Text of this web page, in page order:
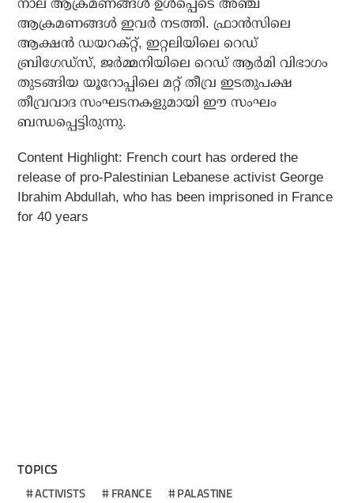
നാല് ആക്രമണങ്ങൾ ഉൾപ്പെടെ അഞ്ച്
ആക്രമണങ്ങൾ ഇവർ നടത്തി. ഫ്രാൻസിലെ
ആക്ഷൻ ഡയറക്റ്റ്, ഇറ്റലിയിലെ റെഡ്
ബ്രിഗേഡ്സ്, ജർമ്മനിയിലെ റെഡ് ആർമി വിഭാഗം
തുടങ്ങിയ യൂറോപ്പിലെ മറ്റ് തീവ്ര ഇടതുപക്ഷ
തീവ്രവാദ സംഘടനകളുമായി ഈ സംഘം
ബന്ധപ്പെട്ടിരുന്നു.
Content Highlight: French court has ordered the
release of pro-Palestinian Lebanese activist George
Ibrahim Abdullah, who has been imprisoned in France
for 40 years
TOPICS
ACTIVISTS FRANCE PALASTINE